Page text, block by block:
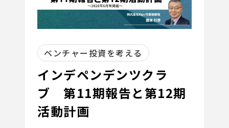
ベンチャー投資を考える
インデペンデンツクラ
ブ 第11期報告と第12期
活動計画